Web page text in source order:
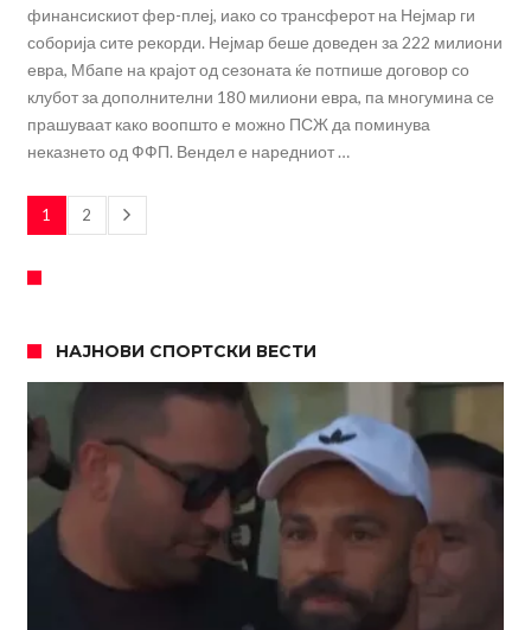
финансискиот фер-плеј, иако со трансферот на Нејмар ги
соборија сите рекорди. Нејмар беше доведен за 222 милиони
евра, Мбапе на крајот од сезоната ќе потпише договор со
клубот за дополнителни 180 милиони евра, па многумина се
прашуваат како воопшто е можно ПСЖ да поминува
неказнето од ФФП. Вендел е наредниот …
1 2
НАЈНОВИ СПОРТСКИ ВЕСТИ